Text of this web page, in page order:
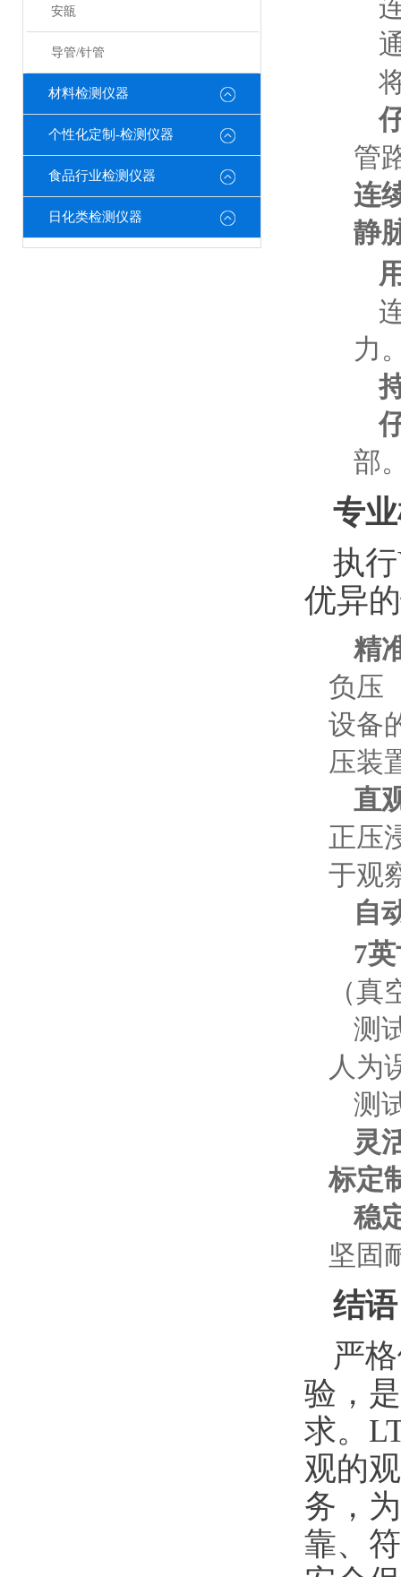
安瓿
导管/针管
材料检测仪器
个性化定制-检测仪器
食品行业检测仪器
日化类检测仪器
管
连
静
力
部
专
执
优异
精
负压
设备
压装
直
正压
于观
自
7
（
测
人为
测
灵
标定
稳
坚固
结语
严
验，
求。
观的
务，
靠、